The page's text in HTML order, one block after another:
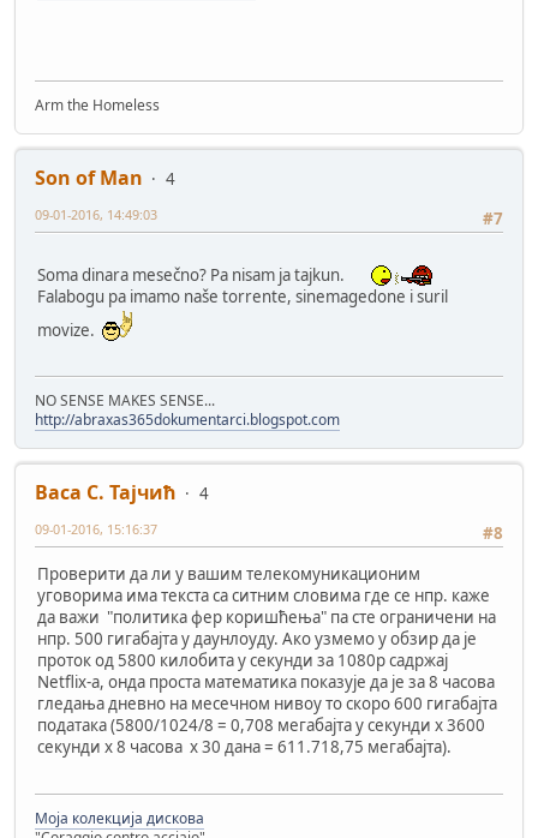
Arm the Homeless
Son of Man
4
#7
09-01-2016, 14:49:03
Soma dinara mesečno? Pa nisam ja tajkun.
Falabogu pa imamo naše torrente, sinemagedone i suril
movize.
NO SENSE MAKES SENSE...
http://abraxas365dokumentarci.blogspot.com
Васа С. Тајчић
4
#8
09-01-2016, 15:16:37
Проверити да ли у вашим телекомуникационим
уговорима има текста са ситним словима где се нпр. каже
да важи "политика фер коришћења" па сте ограничени на
нпр. 500 гигабајта у даунлоуду. Ако узмемо у обзир да је
проток од 5800 килобита у секунди за 1080p садржај
Netflix-a, онда проста математика показује да је за 8 часова
гледања дневно на месечном нивоу то скоро 600 гигабајта
података (5800/1024/8 = 0,708 мегабајта у секунди x 3600
секунди x 8 часова x 30 дана = 611.718,75 мегабајта).
Моја колекција дискова